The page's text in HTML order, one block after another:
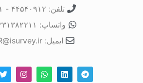
واتساپ: ۰۹۳۳۱۳۸۲۲۱۱